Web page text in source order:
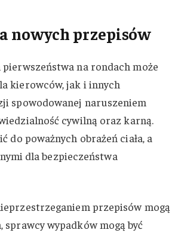
nowych przepisów
na rondach może
kierowców, jak i innych
spowodowanej naruszeniem
cywilną oraz karną.
do poważnych obrażeń ciała, a
dla bezpieczeństwa
przepisów mogą
wypadków mogą być